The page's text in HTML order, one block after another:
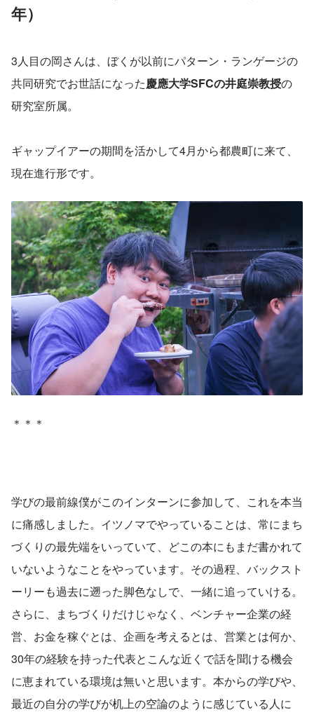
年）
3人目の岡さんは、ぼくが以前にパターン・ランゲージの
共同研究でお世話になった慶應大学SFCの井庭崇教授の
研究室所属。
ギャップイアーの期間を活かして4月から都農町に来て、
現在進行形です。
＊＊＊
学びの最前線僕がこのインターンに参加して、これを本当
に痛感しました。イツノマでやっていることは、常にまち
づくりの最先端をいっていて、どこの本にもまだ書かれて
いないようなことをやっています。その過程、バックスト
ーリーも過去に遡った脚色なしで、一緒に追っていける。
さらに、まちづくりだけじゃなく、ベンチャー企業の経
営、お金を稼ぐとは、企画を考えるとは、営業とは何か、
30年の経験を持った代表とこんな近くで話を聞ける機会
に恵まれている環境は無いと思います。本からの学びや、
最近の自分の学びが机上の空論のように感じている人に